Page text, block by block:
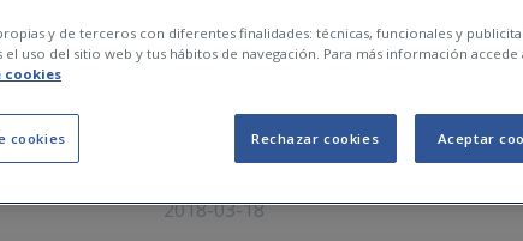
el ruido blanco?
2018-03-18
y de terceros con diferentes finalidades: técnicas, funcionales y
el uso del sitio web y tus hábitos de navegación. Para más información accede
cookies
cookies Rechazar cookies Aceptar